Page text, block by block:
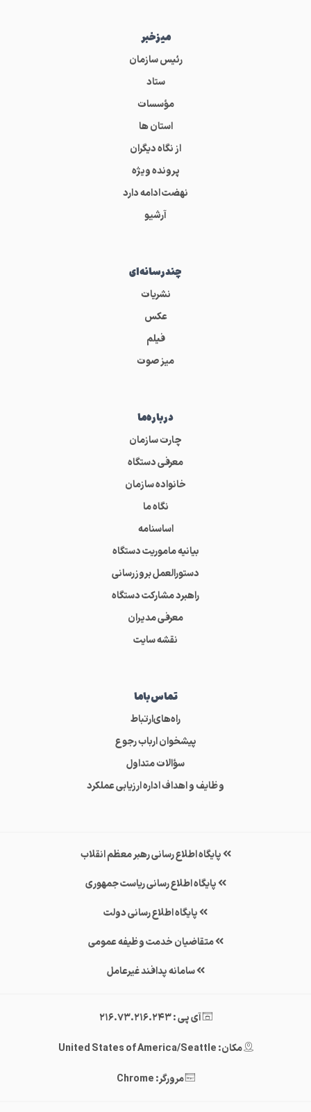
میز‌خبر
رئیس سازمان
ستاد
مؤسسات
استان ها
از نگاه دیگران
پرونده ویژه
نهضت ادامه دارد
آرشیو
چندرسانه‌ای
نشریات
عکس
فیلم
میز صوت
درباره‌ما
چارت سازمان
معرفی دستگاه
خانواده سازمان
نگاه ما
اساسنامه
بیانیه ماموریت دستگاه
دستورالعمل بروزرسانی
راهبرد مشارکت دستگاه
معرفی مدیران
نقشه سایت
تماس‌باما
راه‌های‌ارتباط
پیشخوان ارباب رجوع
سؤالات متداول
وظایف و اهداف اداره ارزیابی عملکرد
پایگاه اطلاع رسانی رهبر معظم انقلاب
پایگاه اطلاع رسانی ریاست جمهوری
پایگاه اطلاع رسانی دولت
متقاضیان خدمت وظیفه عمومی
سامانه پدافند غیرعامل
آی پی : 216.73.216.243
مکان: United States of America/Seattle
مرورگر: Chrome